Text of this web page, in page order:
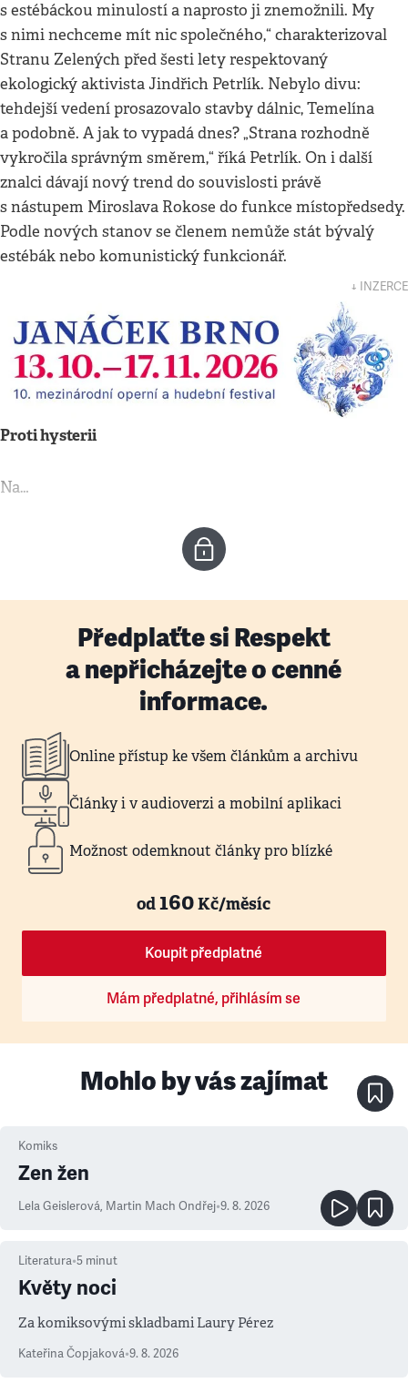
s estébáckou minulostí a naprosto ji znemožnili. My
s nimi nechceme mít nic společného,“ charakterizoval
Stranu Zelených před šesti lety respektovaný
ekologický aktivista Jindřich Petrlík. Nebylo divu:
tehdejší vedení prosazovalo stavby dálnic, Temelína
a podobně. A jak to vypadá dnes? „Strana rozhodně
vykročila správným směrem,“ říká Petrlík. On i další
znalci dávají nový trend do souvislosti právě
s nástupem Miroslava Rokose do funkce místopředsedy.
Podle nových stanov se členem nemůže stát bývalý
estébák nebo komunistický funkcionář.
↓ INZERCE
Proti hysterii
Na…
Předplaťte si Respekt
a nepřicházejte o cenné
informace.
Online přístup ke všem článkům a archivu
Články i v audioverzi a mobilní aplikaci
Možnost odemknout články pro blízké
od160Kč/měsíc
Koupit předplatné
Mám předplatné, přihlásím se
Mohlo by vás zajímat
Komiks
Zen žen
Lela Geislerová, Martin Mach Ondřej•9. 8. 2026
Literatura•5 minut
Květy noci
Za komiksovými skladbami Laury Pérez
Kateřina Čopjaková•9. 8. 2026